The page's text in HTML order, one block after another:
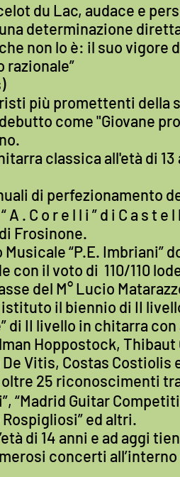
du Lac, audace e
determinazione
non lo è: il suo vigore
razionale”
più promettenti della
come "Giovane
classica all'età di
di perfezionamento
A . C o r e l l i ” d i C a s
Frosinone.
“P.E. Imbriani”
il voto di 110/110
del M° Lucio
il biennio di II
di II livello in chitarra
Hoppostock,
Vitis, Costas Costiolis
25 riconoscimenti
“Madrid Guitar
ed altri.
di 14 anni e ad aggi
concerti